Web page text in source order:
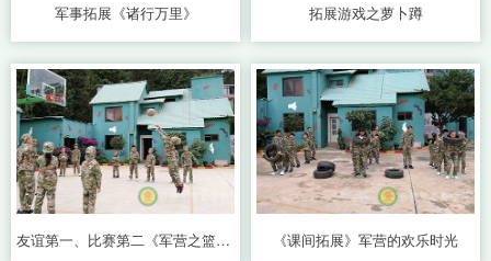
军事拓展《诸行万里》 拓展游戏之萝卜蹲
友谊第一、比赛第二《军营之篮球赛》 《课间拓展》军营的欢乐时光